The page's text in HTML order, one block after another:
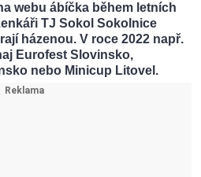
webu ábíčka během letních
TJ Sokol Sokolnice
házenou. V roce 2022 např.
Eurofest Slovinsko,
nebo Minicup Litovel.